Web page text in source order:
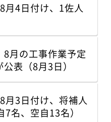
4日付け、1佐人
月の工事作業予定
表（8月3日）
3日付け、将補人
名、空自13名）